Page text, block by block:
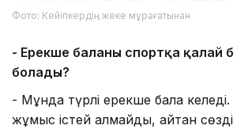
Фото: Кейіпкердің жеке мұрағатынан
- Ерекше баланы спортқа қалай
болады?
- Мұнда түрлі ерекше бала
жұмыс істей алмайды, айтқан сөзді